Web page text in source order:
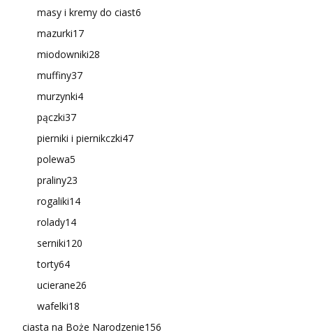
masy i kremy do ciast6
mazurki17
miodowniki28
muffiny37
murzynki4
pączki37
pierniki i piernikczki47
polewa5
praliny23
rogaliki14
rolady14
serniki120
torty64
ucierane26
wafelki18
ciasta na Boże Narodzenie156